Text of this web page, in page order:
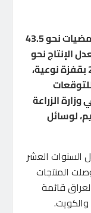
بعد أن وصلت المساحات المزروعة بالحمضيات نحو 43.5
الإنتاج نحو
700 ألف طن، خلال موسم 2024–2025 بقفزة نوعية،
الزراعة
لوسائل
السنوات العشر
حيث وصلت المنتجات
وتصدرت العراق قائمة
والكويت.